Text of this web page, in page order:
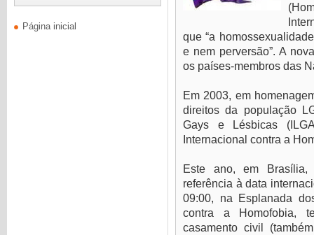
Página inicial
que “a
e nem perversão”. A
os países-membros das
Em 2003, em
direitos da população
Gays e Lésbicas
Internacional contra a
Este ano, em
referência à data
09:00, na Esplanada
contra a Homofobia,
casamento civil